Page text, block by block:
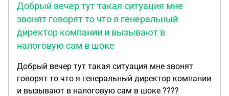
Добрый вечер тут такая ситуация мне
звонят говорят то что я генеральный
директор компании и вызывают в
налоговую сам в шоке
Добрый вечер тут такая ситуация мне звонят
говорят то что я генеральный директор компании
и вызывают в налоговую сам в шоке ????